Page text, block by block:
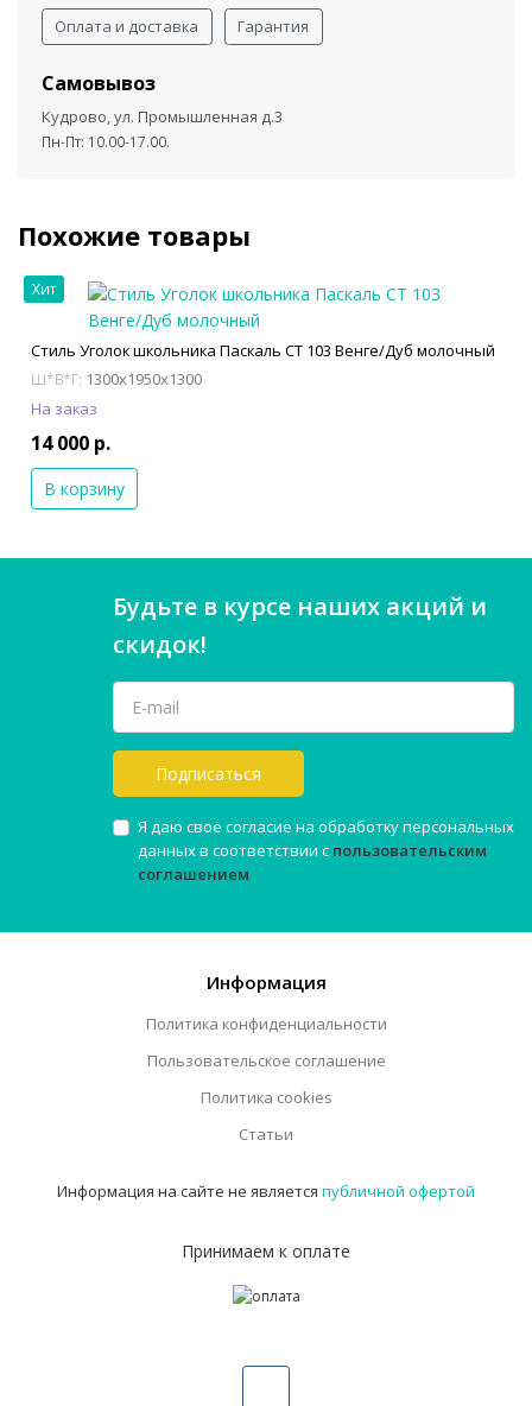
Оплата и доставка Гарантия
Самовывоз
Кудрово, ул. Промышленная д.3
Пн-Пт: 10.00-17.00.
Похожие товары
Хит
Стиль Уголок школьника Паскаль СТ 103 Венге/Дуб молочный
Ш*В*Г: 1300x1950x1300
На заказ
14 000 р.
В корзину
Будьте в курсе наших акций и
скидок!
Подписаться
Я даю свое согласие на обработку персональных
данных в соответствии с пользовательским
соглашением
Информация
Политика конфиденциальности
Пользовательское соглашение
Политика cookies
Статьи
Информация на сайте не является публичной офертой
Принимаем к оплате